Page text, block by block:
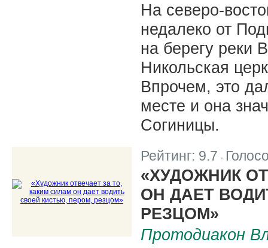
На северо-
недалеко от
на берегу реки
Никольская
Впрочем, это
месте и она
Согиницы.
Рейтинг: 9.7
«ХУДОЖНИК
ОН ДАЕТ
РЕЗЦОМ»
Протодиакон